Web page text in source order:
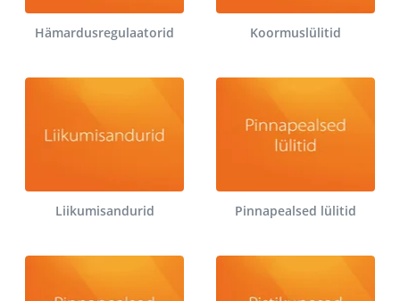
Hämardusregulaatorid Koormuslülitid
Liikumisandurid Pinnapealsed lülitid